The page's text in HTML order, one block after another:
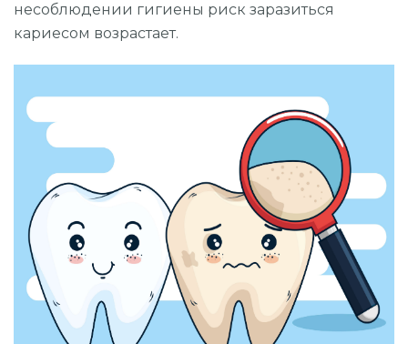
несоблюдении гигиены риск заразиться
кариесом возрастает.